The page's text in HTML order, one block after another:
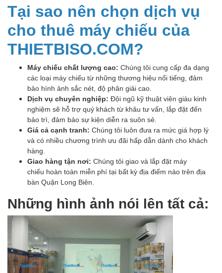
Tại sao nên chọn dịch vụ
cho thuê máy chiếu của
THIETBISO.COM?
Máy chiếu chất lượng cao: Chúng tôi cung cấp đa dạng
các loại máy chiếu từ những thương hiệu nổi tiếng, đảm
bảo hình ảnh sắc nét, độ phân giải cao.
Dịch vụ chuyên nghiệp: Đội ngũ kỹ thuật viên giàu kinh
nghiệm sẽ hỗ trợ quý khách từ khâu tư vấn, lắp đặt đến
bảo trì, đảm bảo sự kiện diễn ra suôn sẻ.
Giá cả cạnh tranh: Chúng tôi luôn đưa ra mức giá hợp lý
và có nhiều chương trình ưu đãi hấp dẫn dành cho khách
hàng.
Giao hàng tận nơi: Chúng tôi giao và lắp đặt máy
chiếu hoàn toàn miễn phí tại bất kỳ địa điểm nào trên địa
bàn Quận Long Biên.
Những hình ảnh nói lên tất cả: